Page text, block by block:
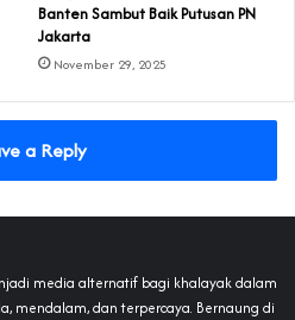
Banten Sambut Baik Putusan PN
Jakarta
November 29, 2025
a Reply
media alternatif bagi khalayak dalam
mendalam, dan terpercaya. Bernaung di